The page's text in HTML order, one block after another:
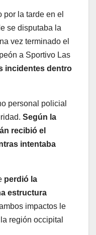
la tarde en el
se disputaba la
vez terminado el
a Sportivo Las
incidentes dentro
personal policial
Según la
recibió el
intentaba
perdió la
estructura
impactos le
región occipital